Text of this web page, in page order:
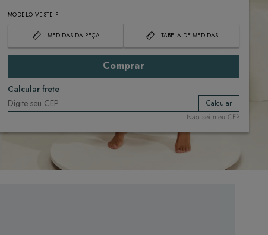
MODELO VESTE P
MEDIDAS DA PEÇA TABELA DE MEDIDAS
Comprar
Calcular frete
Calcular
Não sei meu CEP